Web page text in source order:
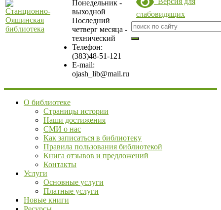
Понедельник -
выходной
Последний
четверг месяца -
технический
Телефон:
(383)48-51-121
E-mail:
ojash_lib@mail.ru
слабовидящих
О библиотеке
Страницы истории
Наши достижения
СМИ о нас
Как записаться в библиотеку
Правила пользования библиотекой
Книга отзывов и предложений
Контакты
Услуги
Основные услуги
Платные услуги
Новые книги